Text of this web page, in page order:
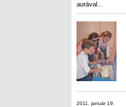
aurával...
2011. január 19.